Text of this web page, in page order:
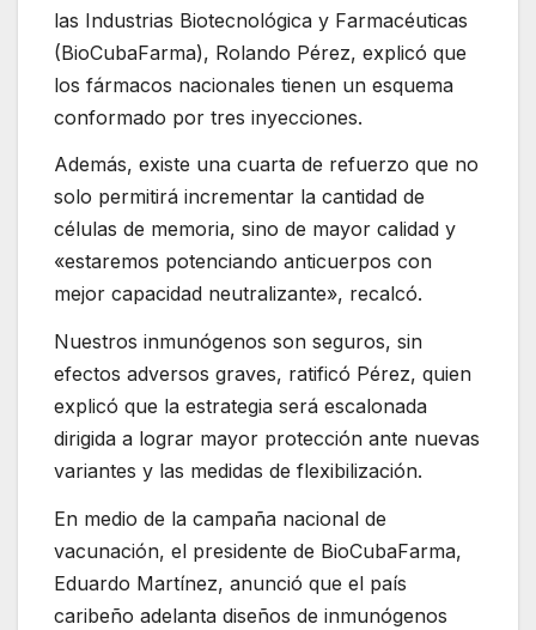
las Industrias Biotecnológica y Farmacéuticas
(BioCubaFarma), Rolando Pérez, explicó que
los fármacos nacionales tienen un esquema
conformado por tres inyecciones.
Además, existe una cuarta de refuerzo que no
solo permitirá incrementar la cantidad de
células de memoria, sino de mayor calidad y
«estaremos potenciando anticuerpos con
mejor capacidad neutralizante», recalcó.
Nuestros inmunógenos son seguros, sin
efectos adversos graves, ratificó Pérez, quien
explicó que la estrategia será escalonada
dirigida a lograr mayor protección ante nuevas
variantes y las medidas de flexibilización.
En medio de la campaña nacional de
vacunación, el presidente de BioCubaFarma,
Eduardo Martínez, anunció que el país
caribeño adelanta diseños de inmunógenos